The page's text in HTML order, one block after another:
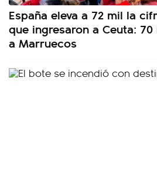
España eleva a 72 mil la
que ingresaron a Ceuta:
a Marruecos